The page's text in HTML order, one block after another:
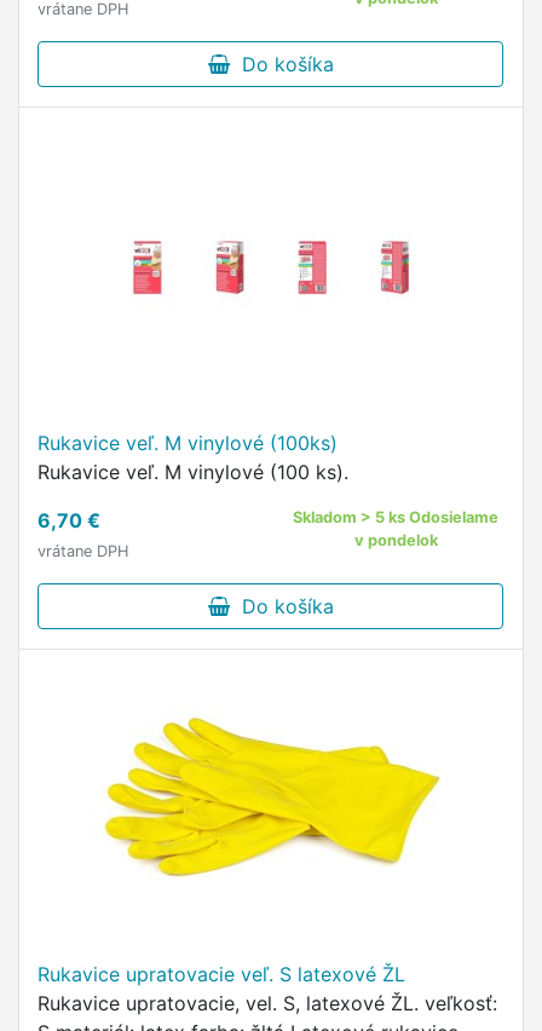
vrátane DPH
Do košíka
Rukavice veľ. M vinylové (100ks)
Rukavice veľ. M vinylové (100 ks).
6,70 €
vrátane DPH
Skladom > 5 ks Odosielame
v pondelok
Do košíka
Rukavice upratovacie veľ. S latexové ŽL
Rukavice upratovacie, vel. S, latexové ŽL. veľkosť: